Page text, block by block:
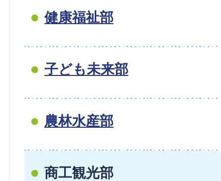
健康福祉部
子ども未来部
農林水産部
商工観光部